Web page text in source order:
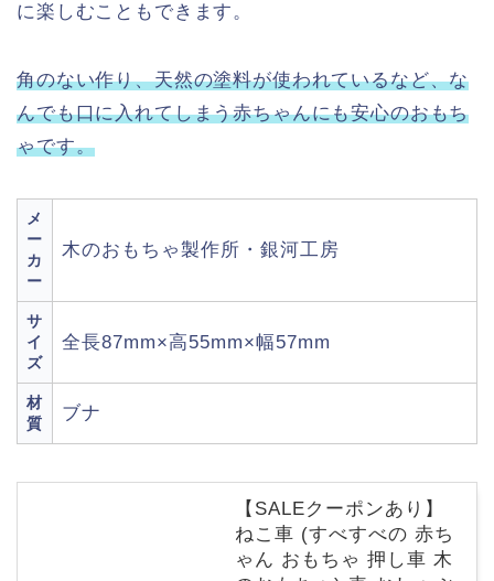
に楽しむこともできます。
角のない作り、天然の塗料が使われているなど、な
んでも口に入れてしまう赤ちゃんにも安心のおもち
ゃです。
メ
ー
カ
ー
木のおもちゃ製作所・銀河工房
サ
イ
ズ
全長87mm×高55mm×幅57mm
材
質
ブナ
【SALEクーポンあり】
ねこ車 (すべすべの 赤ち
ゃん おもちゃ 押し車 木